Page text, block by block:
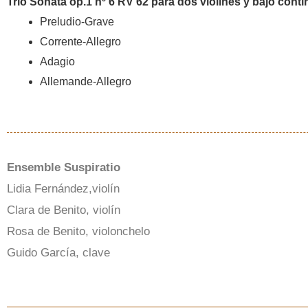
Preludio-Grave
Corrente-Allegro
Adagio
Allemande-Allegro
Ensemble Suspiratio
Lidia Fernández,violín
Clara de Benito, violín
Rosa de Benito, violonchelo
Guido García, clave